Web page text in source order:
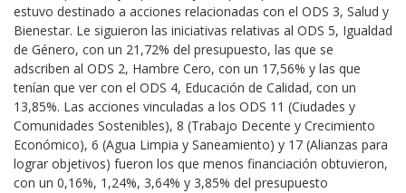
estuvo destinado a acciones relacionadas con el ODS 3, Salud y
Bienestar. Le siguieron las iniciativas relativas al ODS 5, Igualdad
de Género, con un 21,72% del presupuesto, las que se
adscriben al ODS 2, Hambre Cero, con un 17,56% y las que
tenían que ver con el ODS 4, Educación de Calidad, con un
13,85%. Las acciones vinculadas a los ODS 11 (Ciudades y
Comunidades Sostenibles), 8 (Trabajo Decente y Crecimiento
Económico), 6 (Agua Limpia y Saneamiento) y 17 (Alianzas para
lograr objetivos) fueron los que menos financiación obtuvieron,
con un 0,16%, 1,24%, 3,64% y 3,85% del presupuesto